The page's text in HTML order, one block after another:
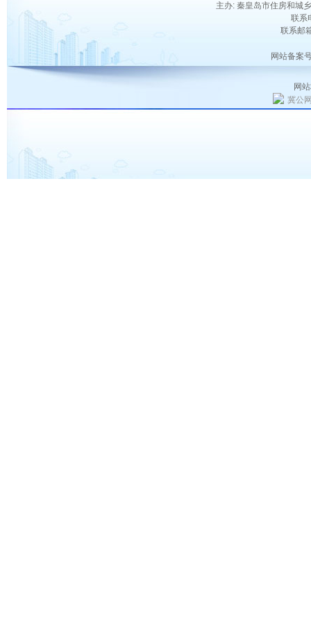
主办: 秦皇岛市住房和城
联系
联系邮
网站备案
网
冀公